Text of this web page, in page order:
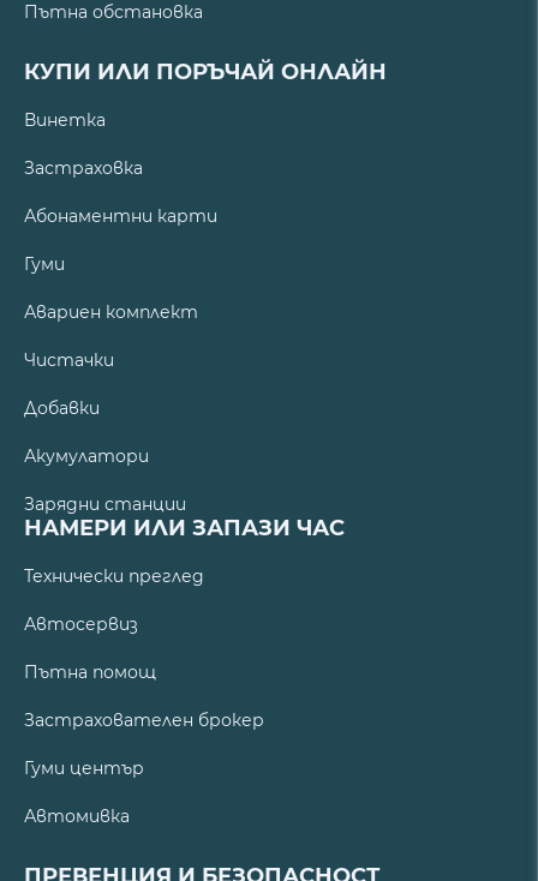
Пътна обстановка
КУПИ ИЛИ ПОРЪЧАЙ ОНЛАЙН
Винетка
Застраховка
Абонаментни карти
Гуми
Авариен комплект
Чистачки
Добавки
Акумулатори
Зарядни станции
НАМЕРИ ИЛИ ЗАПАЗИ ЧАС
Технически преглед
Автосервиз
Пътна помощ
Застрахователен брокер
Гуми център
Автомивка